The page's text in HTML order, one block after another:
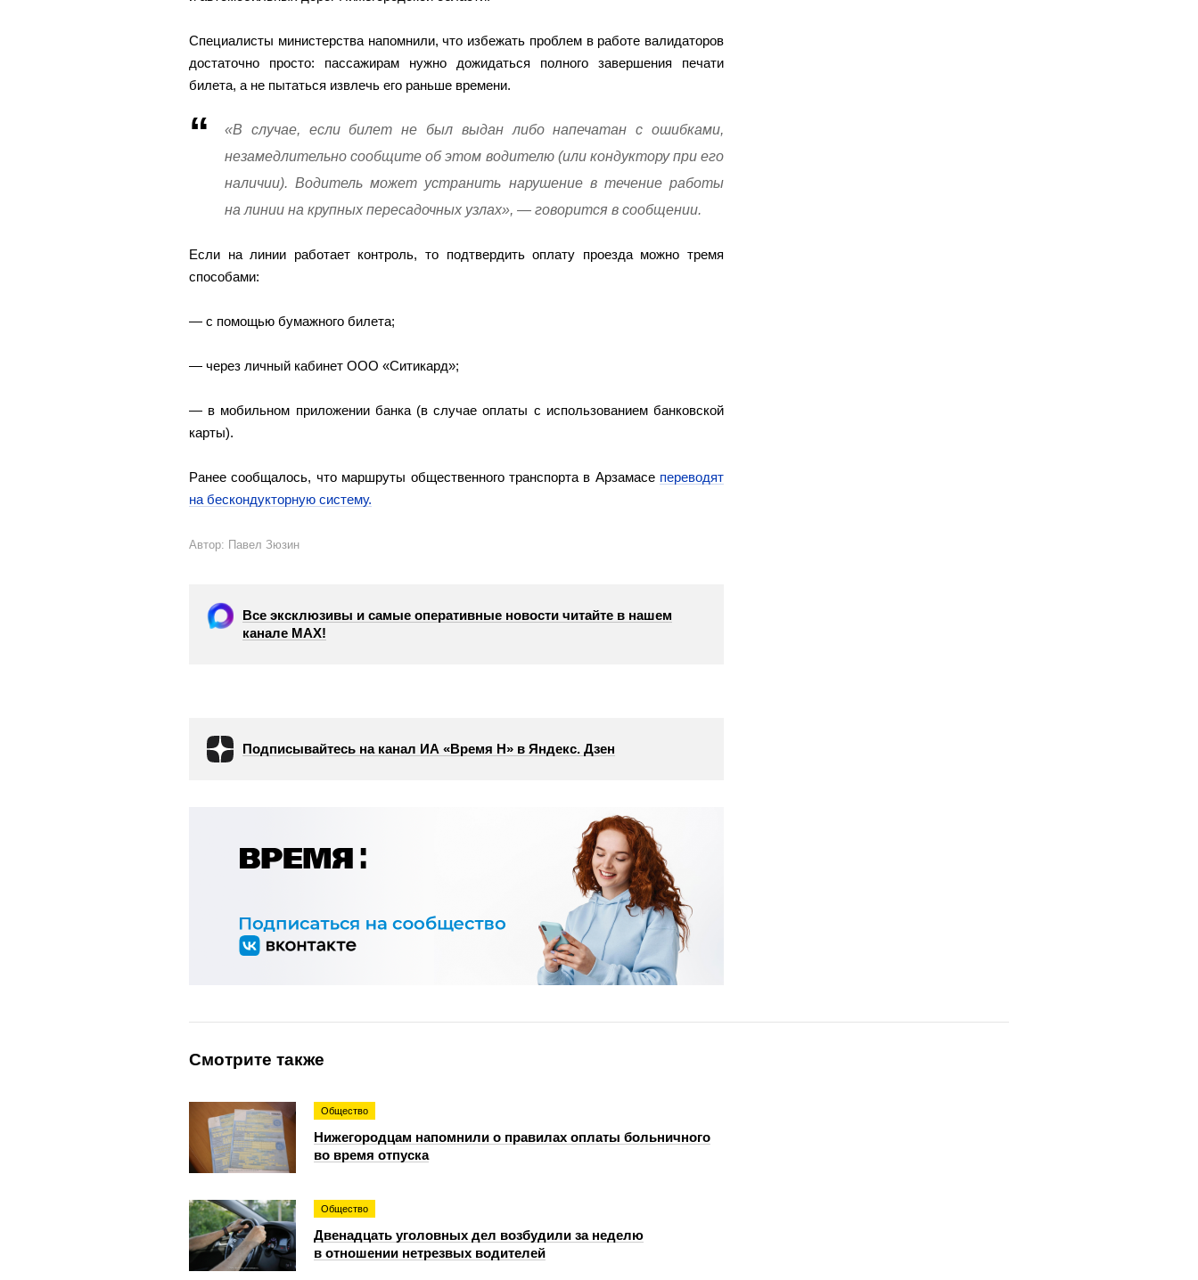
Специалисты министерства напомнили, что избежать проблем в работе валидаторов
достаточно просто: пассажирам нужно дожидаться полного завершения печати
билета, а не пытаться извлечь его раньше времени.
«В случае, если билет не был выдан либо напечатан с ошибками,
незамедлительно сообщите об этом водителю (или кондуктору при его
наличии). Водитель может устранить нарушение в течение работы
на линии на крупных пересадочных узлах», — говорится в сообщении.
Если на линии работает контроль, то подтвердить оплату проезда можно тремя
способами:
— с помощью бумажного билета;
— через личный кабинет ООО «Ситикард»;
— в мобильном приложении банка (в случае оплаты с использованием банковской
карты).
Ранее сообщалось, что маршруты общественного транспорта в Арзамасе переводят
на бескондукторную систему.
Автор: Павел Зюзин
Все эксклюзивы и самые оперативные новости читайте в нашем
канале МАХ!
Подписывайтесь на канал ИА «Время Н» в Яндекс. Дзен
Смотрите также
Общество
Нижегородцам напомнили о правилах оплаты больничного
во время отпуска
Общество
Двенадцать уголовных дел возбудили за неделю
в отношении нетрезвых водителей